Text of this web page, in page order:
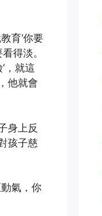
育‘你要
得淡。
，就這
他就會
身上反
孩子慈
氣，你